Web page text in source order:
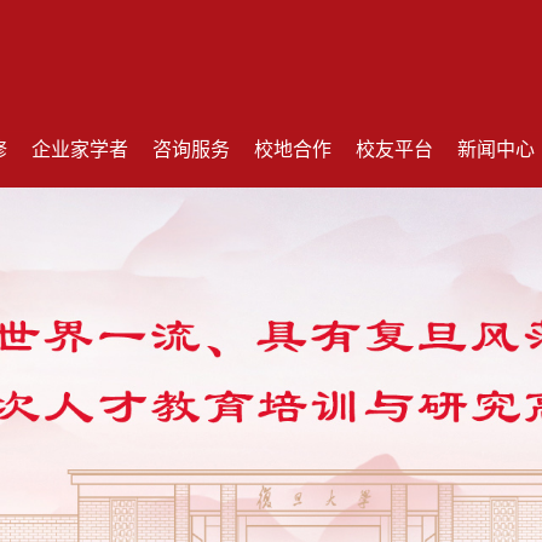
企业家学者 咨询服务 校地合作 校友平台 新闻中心